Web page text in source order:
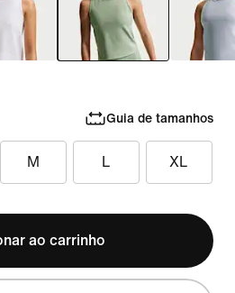
Guia de tamanhos
M L XL
ao carrinho